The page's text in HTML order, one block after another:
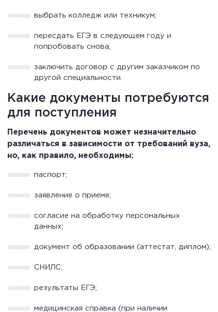
выбрать колледж или техникум;
пересдать ЕГЭ в следующем году и
попробовать снова;
заключить договор с другим заказчиком по
другой специальности.
Какие документы потребуются
для поступления
Перечень документов может незначительно
различаться в зависимости от требований вуза,
но, как правило, необходимы:
паспорт;
заявление о приеме;
согласие на обработку персональных
данных;
документ об образовании (аттестат, диплом);
СНИЛС;
результаты ЕГЭ;
медицинская справка (при наличии